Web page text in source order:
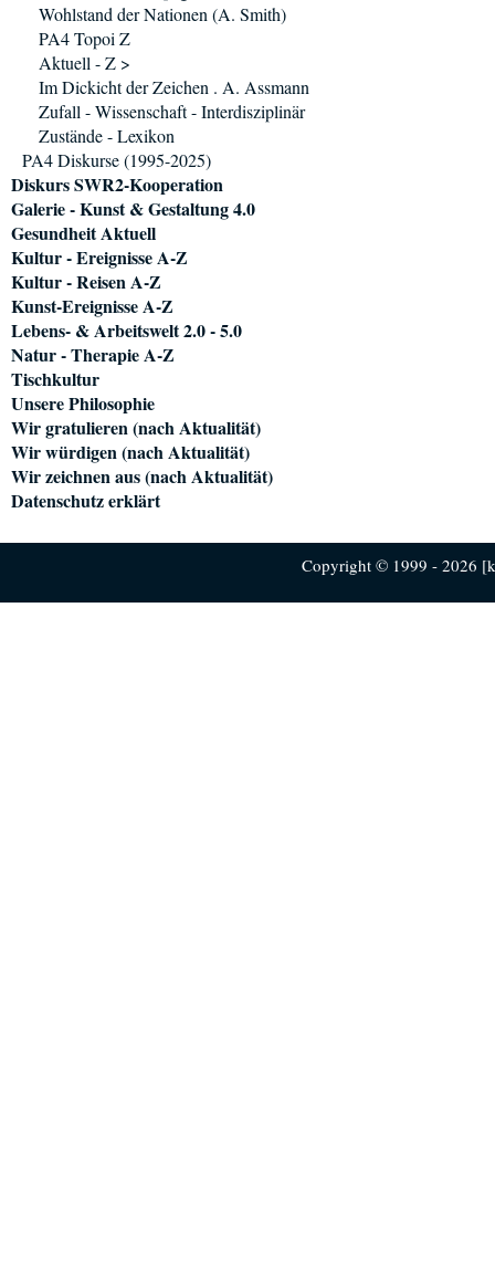
Wohlstand der Nationen (A. Smith)
PA4 Topoi Z
Aktuell - Z >
Im Dickicht der Zeichen . A. Assmann
Zufall - Wissenschaft - Interdisziplinär
Zustände - Lexikon
PA4 Diskurse (1995-2025)
Diskurs SWR2-Kooperation
Galerie - Kunst & Gestaltung 4.0
Gesundheit Aktuell
Kultur - Ereignisse A-Z
Kultur - Reisen A-Z
Kunst-Ereignisse A-Z
Lebens- & Arbeitswelt 2.0 - 5.0
Natur - Therapie A-Z
Tischkultur
Unsere Philosophie
Wir gratulieren (nach Aktualität)
Wir würdigen (nach Aktualität)
Wir zeichnen aus (nach Aktualität)
Datenschutz erklärt
Copyright © 1999 - 2026